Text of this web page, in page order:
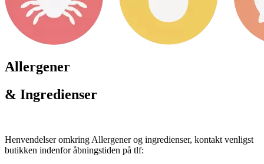
Allergener
& Ingredienser
Henvendelser omkring Allergener og ingredienser, kontakt venligst
butikken indenfor åbningstiden på tlf: